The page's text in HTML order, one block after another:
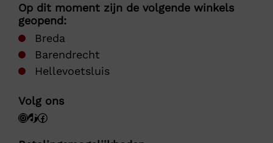
Op dit moment zijn de volgende winkels
geopend:
Breda
Barendrecht
Hellevoetsluis
Volg ons